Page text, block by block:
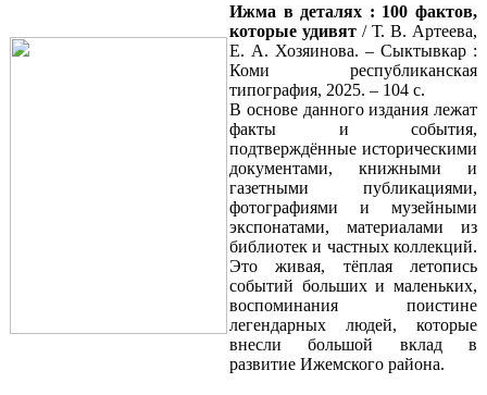
Ижма в деталях : 100 фактов,
которые удивят / Т. В. Артеева,
Е. А. Хозяинова. – Сыктывкар :
Коми республиканская
типография, 2025. – 104 с.
В основе данного издания лежат
факты и события,
подтверждённые историческими
документами, книжными и
газетными публикациями,
фотографиями и музейными
экспонатами, материалами из
библиотек и частных коллекций.
Это живая, тёплая летопись
событий больших и маленьких,
воспоминания поистине
легендарных людей, которые
внесли большой вклад в
развитие Ижемского района.